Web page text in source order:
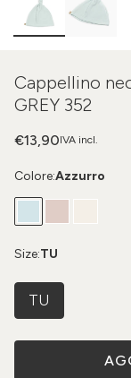
Cappellino
GREY 352
IVA incl.
€13,90
Colore:Azzurro
Size:TU
TU